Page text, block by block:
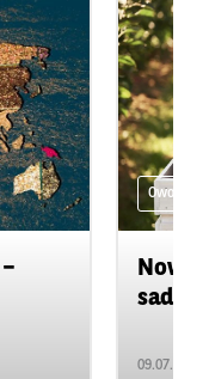
Owoce
Nowa
09.07.2026